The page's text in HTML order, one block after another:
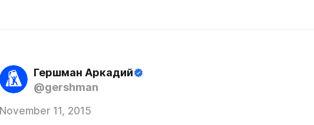
Гершман Аркадий
@gershman
November 11, 2015